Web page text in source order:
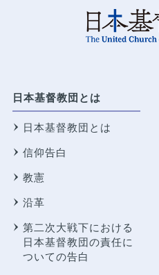
日本基督教団とは
日本基督教団とは
信仰告白
教憲
沿革
第二次大戦下における
日本基督教団の責任に
ついての告白